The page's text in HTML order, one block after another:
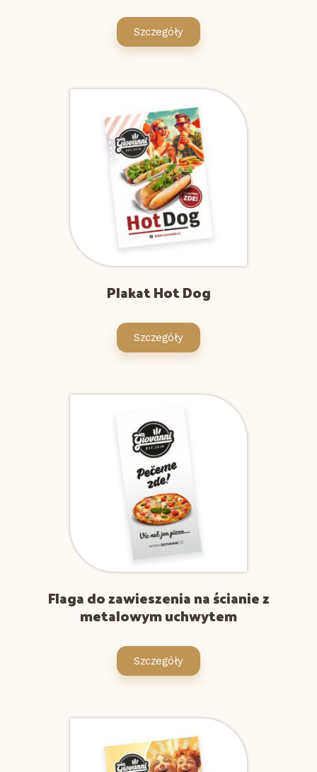
Szczegóły
Plakat Hot Dog
Szczegóły
Flaga do zawieszenia na ścianie z
metalowym uchwytem
Szczegóły